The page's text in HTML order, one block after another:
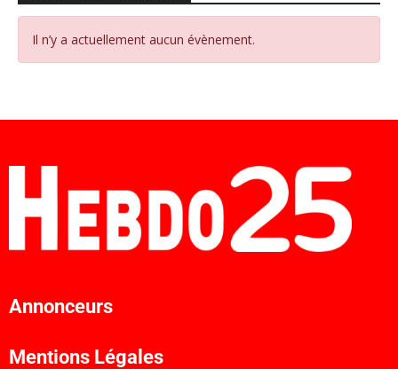
Il n’y a actuellement aucun évènement.
Annonceurs
Mentions Légales